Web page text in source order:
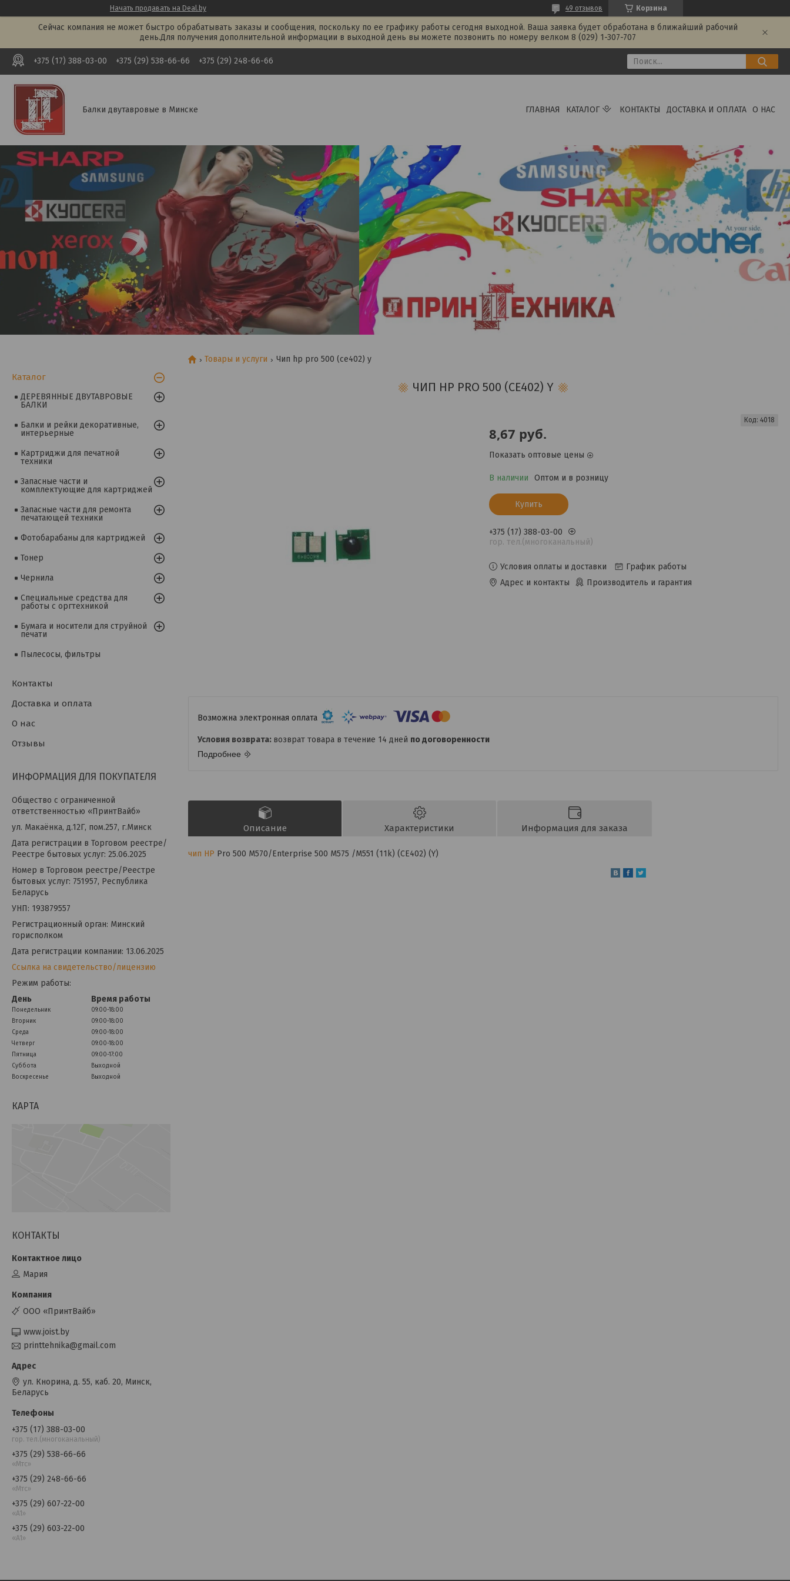
Начать продавать на Deal.by Корзина
49 отзывов
Сейчас компания не может быстро обрабатывать заказы и сообщения, поскольку по ее графику работы сегодня выходной. Ваша заявка будет обработана в ближайший рабочий
день.Для получения дополнительной информации в выходной день вы можете позвонить по номеру велком 8 (029) 1-307-707
+375 (17) 388-03-00 +375 (29) 538-66-66 +375 (29) 248-66-66
Балки двутавровые в Минске ГЛАВНАЯ КАТАЛОГ КОНТАКТЫ ДОСТАВКА И ОПЛАТА О НАС
Товары и услуги Чип hp pro 500 (ce402) y
ЧИП HP PRO 500 (CE402) Y
8,67 руб.
Показать оптовые цены
В наличии Оптом и в розницу
Код: 4018
Купить
+375 (17) 388-03-00
гор. тел.(многоканальный)
Условия оплаты и доставки
График работы
Адрес и контакты
Производитель и гарантия
возврат товара в течение 14 дней по договоренности
Подробнее
Описание Характеристики Информация для заказа
чип HP Pro 500 M570/Enterprise 500 M575 /M551 (11k) (CE402) (Y)
Каталог
ДЕРЕВЯННЫЕ ДВУТАВРОВЫЕ
БАЛКИ
Балки и рейки декоративные,
интерьерные
Картриджи для печатной
техники
Запасные части и
комплектующие для картриджей
Запасные части для ремонта
печатающей техники
Фотобарабаны для картриджей
Тонер
Чернила
Специальные средства для
работы с оргтехникой
Бумага и носители для струйной
печати
Пылесосы, фильтры
Контакты
Доставка и оплата
О нас
Отзывы
ИНФОРМАЦИЯ ДЛЯ ПОКУПАТЕЛЯ
Общество с ограниченной
ответственностью «ПринтВайб»
ул. Макаёнка, д.12Г, пом.257, г.Минск
Дата регистрации в Торговом реестре/
Реестре бытовых услуг: 25.06.2025
Номер в Торговом реестре/Реестре
бытовых услуг: 751957, Республика
Беларусь
УНП: 193879557
Регистрационный орган: Минский
горисполком
Дата регистрации компании: 13.06.2025
Ссылка на свидетельство/лицензию
Режим работы:
День
Время работы
Понедельник
09:00-18:00
Вторник
09:00-18:00
Среда
09:00-18:00
Четверг
09:00-18:00
Пятница
09:00-17:00
Суббота
Выходной
Воскресенье
Выходной
КАРТА
КОНТАКТЫ
Мария
ООО «ПринтВайб»
www.joist.by
printtehnika@gmail.com
ул. Кнорина, д. 55, каб. 20, Минск,
Беларусь
+375 (17) 388-03-00
гор. тел.(многоканальный)
+375 (29) 538-66-66
«Мтс»
+375 (29) 248-66-66
«Мтс»
+375 (29) 607-22-00
«A1»
+375 (29) 603-22-00
«A1»